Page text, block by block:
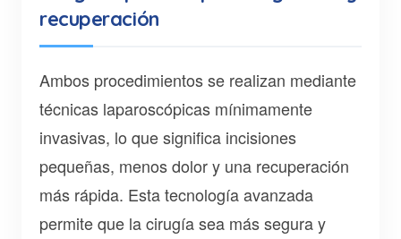
recuperación
Ambos procedimientos se realizan mediante
técnicas laparoscópicas mínimamente
invasivas, lo que significa incisiones
pequeñas, menos dolor y una recuperación
más rápida. Esta tecnología avanzada
permite que la cirugía sea más segura y